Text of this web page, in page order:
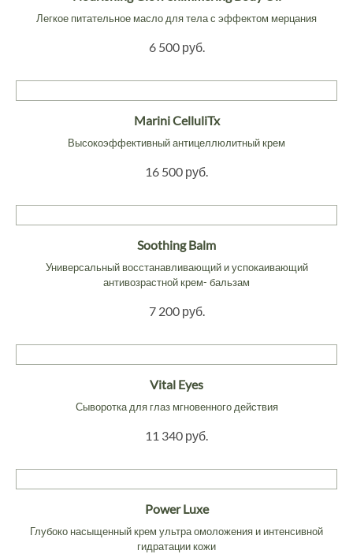
Легкое питательное масло для тела с эффектом мерцания
6 500 руб.
Marini CelluliTx
Высокоэффективный антицеллюлитный крем
16 500 руб.
Soothing Balm
Универсальный восстанавливающий и успокаивающий
антивозрастной крем- бальзам
7 200 руб.
Vital Eyes
Сыворотка для глаз мгновенного действия
11 340 руб.
Power Luxe
Глубоко насыщенный крем ультра омоложения и интенсивной
гидратации кожи